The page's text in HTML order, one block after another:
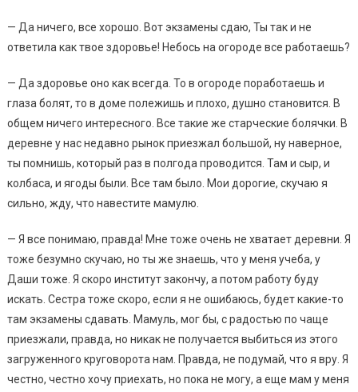
— Да ничего, все хорошо. Вот экзамены сдаю, Ты так и не
ответила как твое здоровье! Небось на огороде все работаешь?
— Да здоровье оно как всегда. То в огороде поработаешь и
глаза болят, то в доме полежишь и плохо, душно становится. В
общем ничего интересного. Все такие же старческие болячки. В
деревне у нас недавно рынок приезжал большой, ну наверное,
ты помнишь, который раз в полгода проводится. Там и сыр, и
колбаса, и ягоды были. Все там было. Мои дорогие, скучаю я
сильно, жду, что навестите мамулю.
— Я все понимаю, правда! Мне тоже очень не хватает деревни. Я
тоже безумно скучаю, но ты же знаешь, что у меня учеба, у
Даши тоже. Я скоро институт закончу, а потом работу буду
искать. Сестра тоже скоро, если я не ошибаюсь, будет какие-то
там экзамены сдавать. Мамуль, мог бы, с радостью по чаще
приезжали, правда, но никак не получается выбиться из этого
загруженного круговорота нам. Правда, не подумай, что я вру. Я
честно, честно хочу приехать, но пока не могу, а еще мам у меня